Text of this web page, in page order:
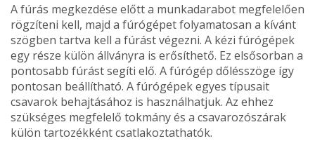
A fúrás megkezdése előtt a munkadarabot megfelelően
rögzíteni kell, majd a fúrógépet folyamatosan a kívánt
szögben tartva kell a fúrást végezni. A kézi fúrógépek
egy része külön állványra is erősíthető. Ez elsősorban a
pontosabb fúrást segíti elő. A fúrógép dőlés­szöge így
pontosan beállítható. A fúrógépek egyes típusait
csavarok behaj­tásához is használhatjuk. Az ehhez
szüksé­ges megfelelő tokmány és a csavarozószárak
külön tartozékként csatlakoztathatók.